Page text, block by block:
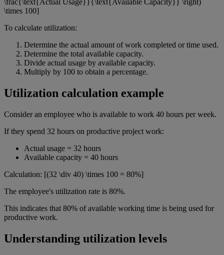
\frac{\text{Actual Usage}}{\text{Available Capacity}} \right)
\times 100]
To calculate utilization:
Determine the actual amount of work completed or time used.
Determine the total available capacity.
Divide actual usage by available capacity.
Multiply by 100 to obtain a percentage.
Utilization calculation example
Consider an employee who is available to work 40 hours per week.
If they spend 32 hours on productive project work:
Actual usage = 32 hours
Available capacity = 40 hours
Calculation: [(32 \div 40) \times 100 = 80%]
The employee's utilization rate is 80%.
This indicates that 80% of available working time is being used for
productive work.
Understanding utilization levels